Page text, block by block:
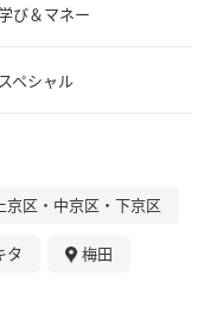
び＆マネー
スペシャル
京区・中京区・下京区
タ 梅田